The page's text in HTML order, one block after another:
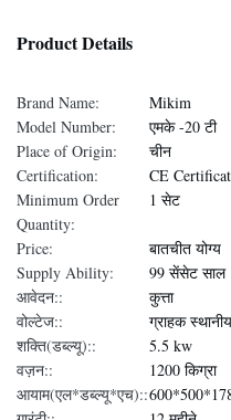
Product Details
Brand Name:
Mikim
Model Number:
एमके -20 टी
Place of Origin:
चीन
Certification:
CE
Minimum Order
Quantity:
1 सेट
Price:
बातचीत योग्य
Supply Ability:
99 सेंसेट साल
आवेदन::
कुत्ता
वोल्टेज::
ग्राहक
शक्ति(डब्ल्यू)::
5.5 kw
वज़न::
1200 किग्रा
आयाम(एल*डब्ल्यू*एच)::